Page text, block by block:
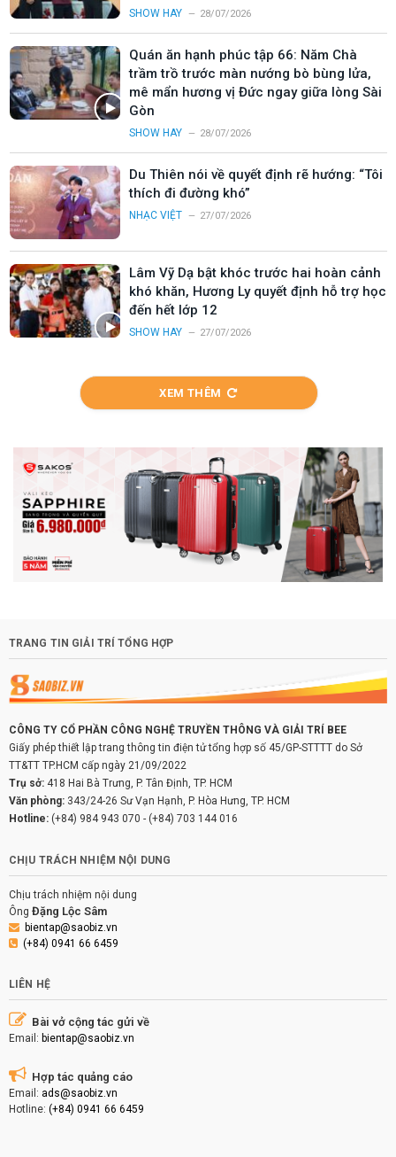
SHOW HAY 28/07/2026
Quán ăn hạnh phúc tập 66: Năm Chà
trầm trồ trước màn nướng bò bùng lửa,
mê mẩn hương vị Đức ngay giữa lòng Sài
Gòn
SHOW HAY 28/07/2026
Du Thiên nói về quyết định rẽ hướng: “Tôi
thích đi đường khó”
NHẠC VIỆT 27/07/2026
Lâm Vỹ Dạ bật khóc trước hai hoàn cảnh
khó khăn, Hương Ly quyết định hỗ trợ học
đến hết lớp 12
SHOW HAY 27/07/2026
XEM THÊM
TRANG TIN GIẢI TRÍ TỔNG HỢP
CÔNG TY CỔ PHẦN CÔNG NGHỆ TRUYỀN THÔNG VÀ GIẢI TRÍ BEE
Giấy phép thiết lập trang thông tin điện tử tổng hợp số 45/GP-STTTT do Sở
TT&TT TP.HCM cấp ngày 21/09/2022
Trụ sở: 418 Hai Bà Trưng, P. Tân Định, TP. HCM
Văn phòng: 343/24-26 Sư Vạn Hạnh, P. Hòa Hưng, TP. HCM
Hotline: (+84) 984 943 070 - (+84) 703 144 016
CHỊU TRÁCH NHIỆM NỘI DUNG
Chịu trách nhiệm nội dung
Ông Đặng Lộc Sâm
bientap@saobiz.vn
(+84) 0941 66 6459
LIÊN HỆ
Bài vở cộng tác gửi về
Email: bientap@saobiz.vn
Hợp tác quảng cáo
Email: ads@saobiz.vn
Hotline: (+84) 0941 66 6459